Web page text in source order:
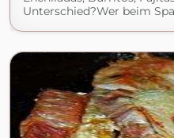
Unterschied?Wer beim